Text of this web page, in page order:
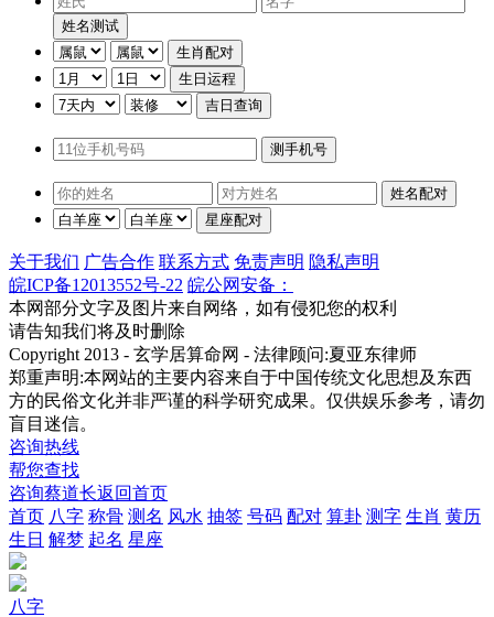
关于我们 广告合作 联系方式 免责声明 隐私声明
皖ICP备12013552号-22 皖公网安备：
本网部分文字及图片来自网络，如有侵犯您的权利
请告知我们将及时删除
Copyright 2013 - 玄学居算命网 - 法律顾问:夏亚东律师
郑重声明:本网站的主要内容来自于中国传统文化思想及东西
方的民俗文化并非严谨的科学研究成果。仅供娱乐参考，请勿
盲目迷信。
咨询热线
帮您查找
咨询蔡道长返回首页
首页 八字 称骨 测名 风水 抽签 号码 配对 算卦 测字 生肖 黄历
生日 解梦 起名 星座
八字